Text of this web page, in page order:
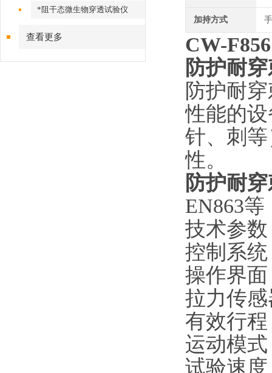
*阻干态微生物穿透试验仪
查看更多
加持方式
CW-F856
防护耐
防护耐
性能的
针、刺
性。
防护耐
EN863等
技术参数
控制系
操作界
拉力传
有效行
运动模
试验速